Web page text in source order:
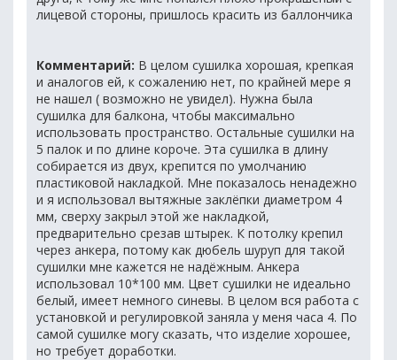
лицевой стороны, пришлось красить из баллончика
Комментарий: В целом сушилка хорошая, крепкая
и аналогов ей, к сожалению нет, по крайней мере я
не нашел ( возможно не увидел). Нужна была
сушилка для балкона, чтобы максимально
использовать пространство. Остальные сушилки на
5 палок и по длине короче. Эта сушилка в длину
собирается из двух, крепится по умолчанию
пластиковой накладкой. Мне показалось ненадежно
и я использовал вытяжные заклёпки диаметром 4
мм, сверху закрыл этой же накладкой,
предварительно срезав штырек. К потолку крепил
через анкера, потому как дюбель шуруп для такой
сушилки мне кажется не надёжным. Анкера
использовал 10*100 мм. Цвет сушилки не идеально
белый, имеет немного синевы. В целом вся работа с
установкой и регулировкой заняла у меня часа 4. По
самой сушилке могу сказать, что изделие хорошее,
но требует доработки.